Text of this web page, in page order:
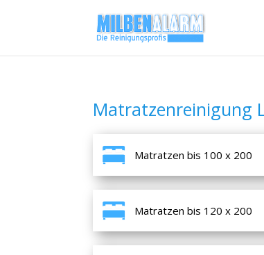
Matratzenreinigung
Matratzen bis 100 x 200
Matratzen bis 120 x 200